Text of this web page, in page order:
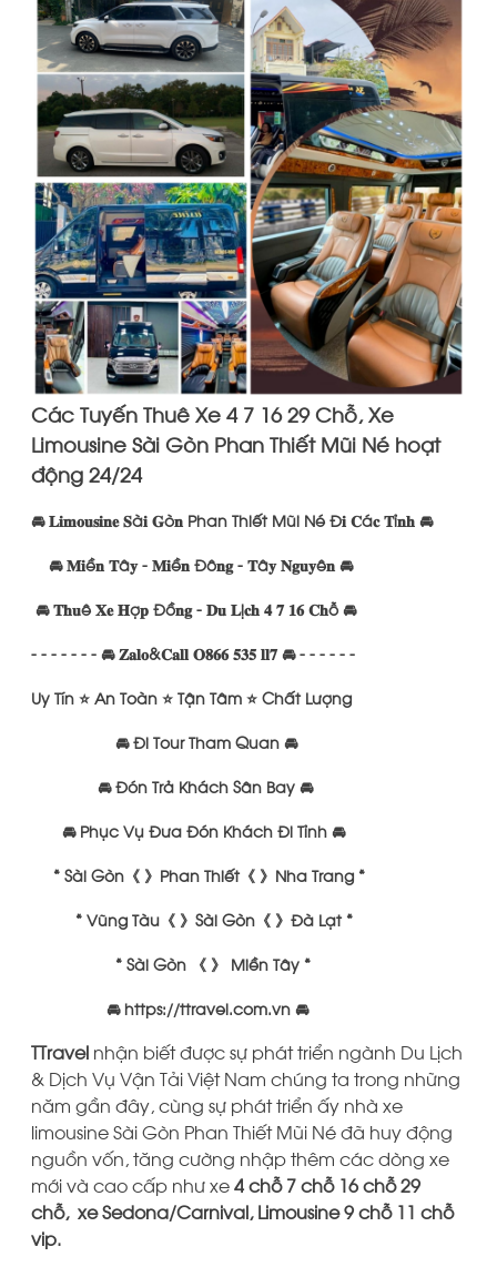
Các Tuyến Thuê Xe 4 7 16 29 Chỗ, Xe
Limousine Sài Gòn Phan Thiết Mũi Né hoạt
động 24/24
🚘 𝐋𝐢𝐦𝐨𝐮𝐬𝐢𝐧𝐞 𝐒à𝐢 𝐆ò𝐧 Phan Thiết Mũi Né Đ𝐢 𝐂á𝐜 𝐓ỉ𝐧𝐡 🚘
🚘 𝐌𝐢ề𝐧 𝐓â𝐲 - 𝐌𝐢ề𝐧 Đô𝐧𝐠 - 𝐓â𝐲 𝐍𝐠𝐮𝐲ê𝐧 🚘
🚘 𝐓𝐡𝐮ê 𝐗𝐞 𝐇ợ𝐩 Đồ𝐧𝐠 - 𝐃𝐮 𝐋ị𝐜𝐡 𝟒 𝟕 𝟏𝟔 𝐂𝐡ỗ 🚘
- - - - - - - 🚘 𝐙𝐚𝐥𝐨&𝐂𝐚𝐥𝐥 𝐎𝟖𝟔𝟔 𝟓𝟑𝟓 𝐥𝐥𝟕 🚘 - - - - - -
Uy Tín ⭐️ An Toàn ⭐️ Tận Tâm ⭐️ Chất Lượng
🚘 Đi Tour Tham Quan 🚘
🚘 Đón Trả Khách Sân Bay 🚘
🚘 Phục Vụ Đưa Đón Khách Đi Tỉnh 🚘
* Sài Gòn《 》Phan Thiết《 》Nha Trang *
* Vũng Tàu《 》Sài Gòn《 》Đà Lạt *
* Sài Gòn 《 》 Miền Tây *
🚘 https://ttravel.com.vn 🚘
TTravel nhận biết được sự phát triển ngành Du Lịch
& Dịch Vụ Vận Tải Việt Nam chúng ta trong những
năm gần đây, cùng sự phát triển ấy nhà xe
limousine Sài Gòn Phan Thiết Mũi Né đã huy động
nguồn vốn, tăng cường nhập thêm các dòng xe
mới và cao cấp như xe4 chỗ 7 chỗ 16 chỗ 29
chỗ, xe Sedona/Carnival, Limousine 9 chỗ 11 chỗ
vip.